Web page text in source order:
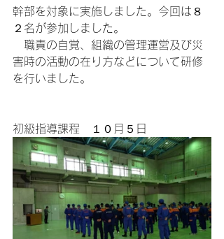
幹部を対象に実施しました。今回は８
２名が参加しました。
職責の自覚、組織の管理運営及び災
害時の活動の在り方などについて研修
を行いました。
初級指導課程　１０月５日